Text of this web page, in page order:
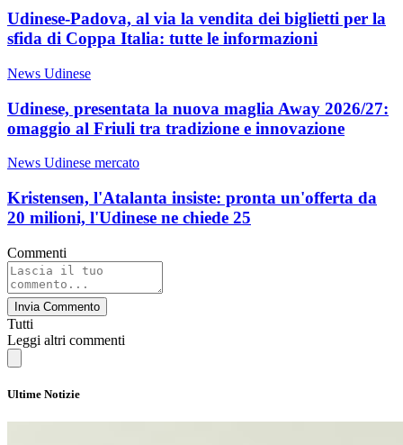
Udinese-Padova, al via la vendita dei biglietti per la
sfida di Coppa Italia: tutte le informazioni
News Udinese
Udinese, presentata la nuova maglia Away 2026/27:
omaggio al Friuli tra tradizione e innovazione
News Udinese mercato
Kristensen, l'Atalanta insiste: pronta un'offerta da
20 milioni, l'Udinese ne chiede 25
Commenti
Invia Commento
Tutti
Leggi altri commenti
Ultime Notizie